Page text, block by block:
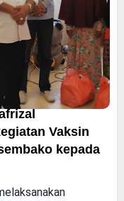
Vaksin
kepada